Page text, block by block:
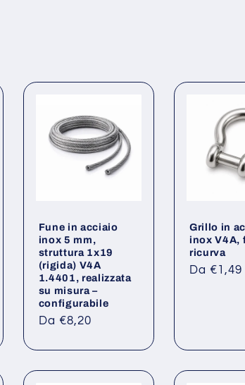
Fune in acciaio
inox 5 mm,
struttura 1x19
(rigida) V4A
1.4401, realizzata
su misura –
configurabile
Prezzo
listino
Da €8,20
Grillo in
inox V4A,
ricurva
Prezzo
Da €1,49